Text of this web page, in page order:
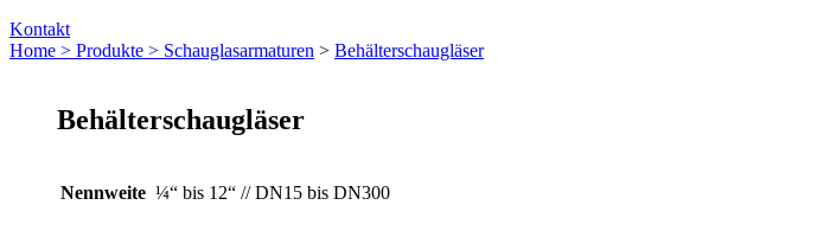
Kontakt
Home > Produkte > Schauglas­armaturen > Behälterschaugläser
Behälterschaugläser
Nennweite ¼“ bis 12“ // DN15 bis DN300